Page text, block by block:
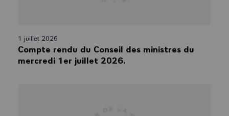
1 juillet 2026
Compte rendu du Conseil des ministres du
mercredi 1er juillet 2026.